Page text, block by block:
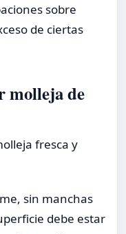
sobre
de ciertas
molleja de
fresca y
sin manchas
debe estar